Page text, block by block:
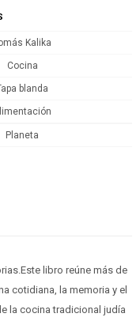
Kalika
Cocina
blanda
Planeta
libro reúne más de
cotidiana, la memoria y el
la cocina tradicional judía